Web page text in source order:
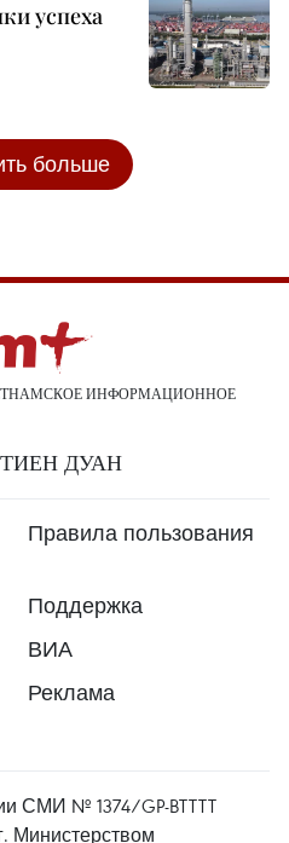
успеха
больше
ИНФОРМАЦИОННОЕ
ТИЕН ДУАН
Правила пользования
Поддержка
ВИА
Реклама
СМИ № 1374/GP-BTTTT
Министерством